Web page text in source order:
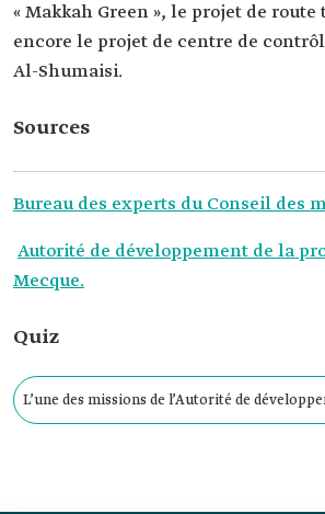
« Makkah Green », le projet de
encore le projet de centre de
Al-Shumaisi.
Sources
Bureau des experts du Conseil des
Autorité de développement de la
Mecque.
Quiz
L’une des missions de l’Autorité de